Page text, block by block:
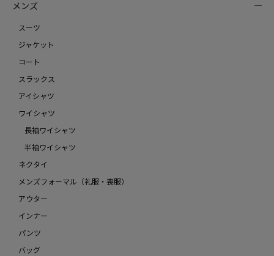
メンズ
スーツ
ジャケット
コート
スラックス
アイシャツ
ワイシャツ
長袖ワイシャツ
半袖ワイシャツ
ネクタイ
メンズフォーマル（礼服・喪服）
アウター
インナー
パンツ
バッグ